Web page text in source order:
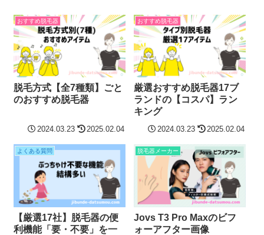
おすすめ脱毛器
脱毛方式【全7種類】ごと
のおすすめ脱毛器
2024.03.23 2025.02.04
おすすめ脱毛器
厳選おすすめ脱毛器17ブ
ランドの【コスパ】ラン
キング
2024.03.23 2025.02.04
よくある質問
【厳選17社】脱毛器の便
利機能「要・不要」を一
脱毛器メーカー
Jovs T3 Pro Maxのビフ
ォーアフター画像